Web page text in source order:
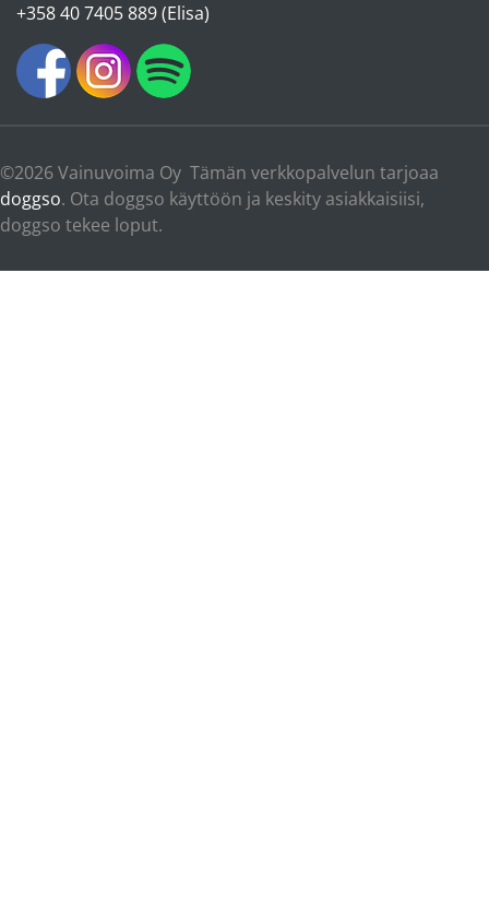
+358 40 7405 889 (Elisa)
©2026 Vainuvoima Oy Tämän verkkopalvelun tarjoaa
doggso. Ota doggso käyttöön ja keskity asiakkaisiisi,
doggso tekee loput.